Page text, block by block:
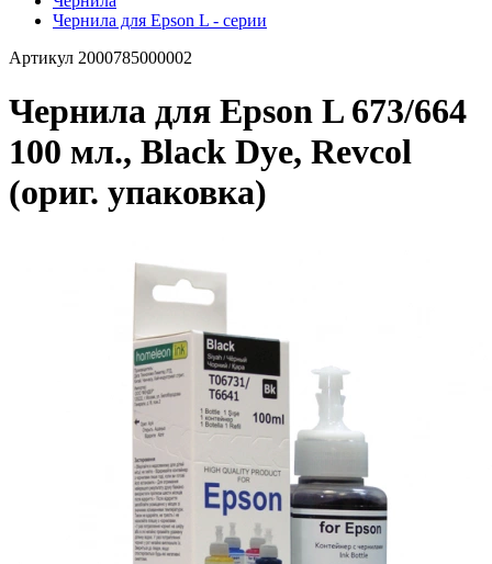
Чернила для Epson L - серии
Артикул 2000785000002
Чернила для Epson L 673/664
100 мл., Black Dye, Revcol
(ориг. упаковка)